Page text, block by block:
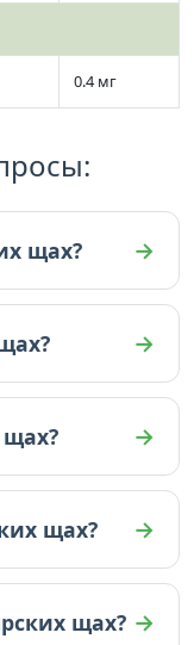
0.4 мг
щах?
(на 100г).
(на 100г).
щах?
(на 100г).
щах?